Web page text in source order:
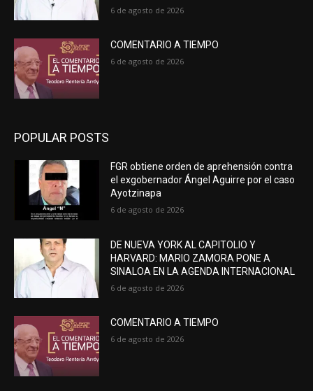
6 de agosto de 2026
COMENTARIO A TIEMPO
6 de agosto de 2026
POPULAR POSTS
FGR obtiene orden de aprehensión contra
el exgobernador Ángel Aguirre por el caso
Ayotzinapa
6 de agosto de 2026
DE NUEVA YORK AL CAPITOLIO Y
HARVARD: MARIO ZAMORA PONE A
SINALOA EN LA AGENDA INTERNACIONAL
6 de agosto de 2026
COMENTARIO A TIEMPO
6 de agosto de 2026